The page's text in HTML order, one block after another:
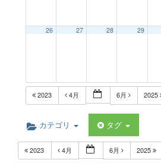
26 27 28 29
2023 4月 6月 2025
カテゴリ タグ
2023 4月 6月 2025